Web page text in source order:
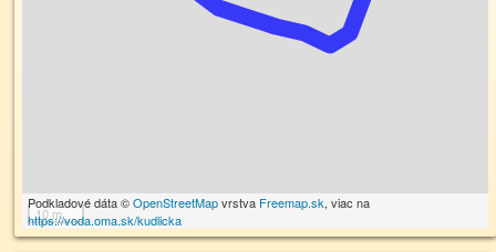
10 m
Podkladové dáta ©OpenStreetMapvrstva Freemap.sk, viac na
https://voda.oma.sk/kudlicka